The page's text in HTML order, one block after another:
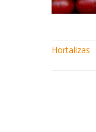
Hortalizas